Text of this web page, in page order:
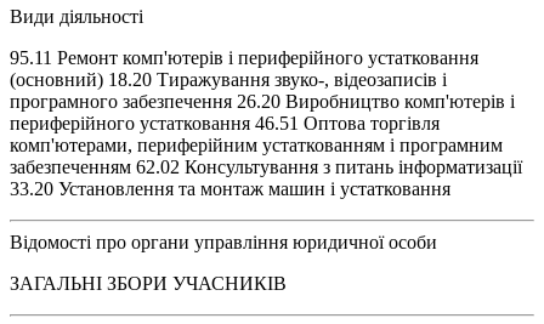
Види діяльності
95.11 Ремонт комп'ютерів і периферійного устатковання
(основний) 18.20 Тиражування звуко-, відеозаписів і
програмного забезпечення 26.20 Виробництво комп'ютерів і
периферійного устатковання 46.51 Оптова торгівля
комп'ютерами, периферійним устаткованням і програмним
забезпеченням 62.02 Консультування з питань інформатизації
33.20 Установлення та монтаж машин і устатковання
Відомості про органи управління юридичної особи
ЗАГАЛЬНІ ЗБОРИ УЧАСНИКІВ